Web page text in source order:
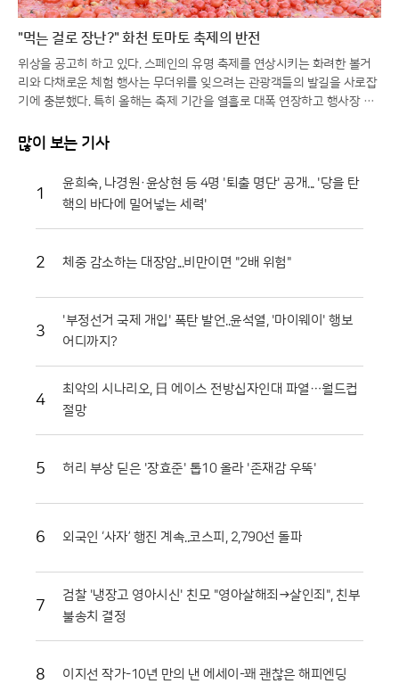
"먹는 걸로 장난?" 화천 토마토 축제의 반전
위상을 공고히 하고 있다. 스페인의 유명 축제를 연상시키는 화려한 볼거
리와 다채로운 체험 행사는 무더위를 잊으려는 관광객들의 발길을 사로잡
기에 충분했다. 특히 올해는 축제 기간을 열흘로 대폭 연장하고 행사장 공
응을 얻고 있다.일각에서는 멀쩡한 식재료를 으깨며 즐기는 모습에 우려의
어 있다. 축제에 사용되는 토마토는 상품성이 떨어져 폐기 위기에 처한 비
상품과들이다. 화천군은 이를 전량 매입해 축제용으로 활용함으로써 농가
에는 새로운 수익원을 제공하고, 축제가 끝난 뒤에는 으깨진 잔해물을 모
두 수거해 퇴비로 재활용한다. 버려질 농산물이 축제의 주인공이 되고 다
금반지를 찾아라' 프로그램이다. 수만 개의 토마토가 채워진 풀장 속에서
의 독특한 풍경이다. 단순히 반지를 찾는 재미를 넘어, 지역 특산물인 찰토
마토의 단단한 육질과 신선함을 온몸으로 체감할 수 있다는 점에서 브랜드
홍보 효과도 톡톡히 누리고 있다.기업과 지역 사회가 함께하는 나눔의 장
도 마련됐다. 최근 열린 '천인의 식탁' 행사에서는 대형 솥에서 조리된 파스
타를 수많은 참가자가 함께 나누며 축제의 의미를 되새겼다. 이는 지역 축
제가 단순히 즐기는 행사를 넘어 민·관·군이 협력하는 화합의 장임을 상징
적으로 보여주었다. 또한 접경지역의 특색을 살린 밀리터리존과 어린이들
만족할 수 있는 구성을 갖췄다.마켓전시존에서는 화악산 고랭지의 기운을
장성이 뛰어나 소비자들 사이에서 신뢰가 두텁다. 축제 현장에서 맛본 즐
고 있다. 현장 관계자들은 이번 축제가 단순한 일회성 행사를 넘어 화천의
농업 경쟁력을 높이는 중요한 발판이 되고 있다고 입을 모았다.화천군은
남은 축제 기간에도 안전 관리와 위생 점검에 총력을 기울여 방문객들이
쾌적하게 축제를 즐길 수 있도록 지원할 방침이다. 야간에는 군악대 공연
과 지역 예술인들의 무대가 이어지며 축제의 밤을 더욱 화려하게 수놓을
행사는 농촌 축제가 나아가야 할 지속 가능한 방향을 제시하고 있다. 붉은
많이 보는 기사
1
윤희숙, 나경원·윤상현 등 4명 '퇴출 명단' 공개... '당을 탄
핵의 바다에 밀어넣는 세력'
2 체중 감소하는 대장암...비만이면 "2배 위험"
3
'부정선거 국제 개입' 폭탄 발언..윤석열, '마이웨이' 행보
어디까지?
4
최악의 시나리오, 日 에이스 전방십자인대 파열…월드컵
절망
5 허리 부상 딛은 '장효준' 톱10 올라 '존재감 우뚝'
6 외국인 ‘사자’ 행진 계속..코스피, 2,790선 돌파
7
검찰 '냉장고 영아시신' 친모 "영아살해죄→살인죄", 친부
불송치 결정
8 이지선 작가-10년 만의 낸 에세이-꽤 괜찮은 해피엔딩